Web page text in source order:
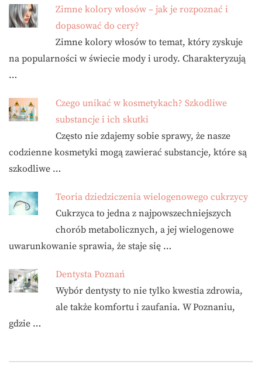
Zimne kolory włosów – jak je rozpoznać i
dopasować do cery?
Zimne kolory włosów to temat, który zyskuje
na popularności w świecie mody i urody. Charakteryzują
…
Czego unikać w kosmetykach? Szkodliwe
substancje i ich skutki
Często nie zdajemy sobie sprawy, że nasze
codzienne kosmetyki mogą zawierać substancje, które są
szkodliwe …
Teoria dziedziczenia wielogenowego cukrzycy
Cukrzyca to jedna z najpowszechniejszych
chorób metabolicznych, a jej wielogenowe
uwarunkowanie sprawia, że staje się …
Dentysta Poznań
Wybór dentysty to nie tylko kwestia zdrowia,
ale także komfortu i zaufania. W Poznaniu,
gdzie …